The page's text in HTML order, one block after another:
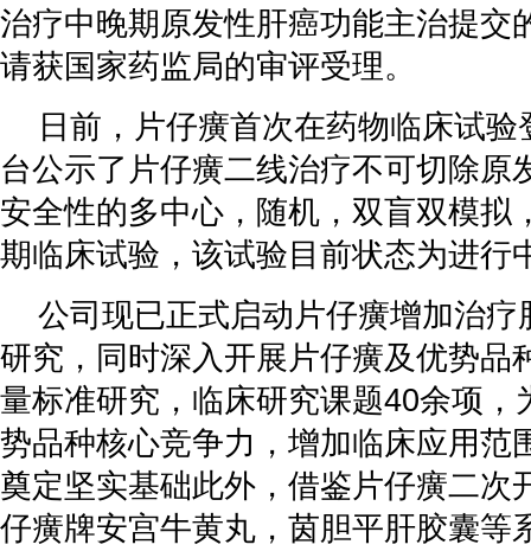
治疗中晚期原发性肝癌功能主治提交
请获国家药监局的审评受理。
日前，片仔癀首次在药物临床试
台公示了片仔癀二线治疗不可切除原
安全性的多中心，随机，双盲双模拟
期临床试验，该试验目前状态为进行
公司现已正式启动片仔癀增加治疗
研究，同时深入开展片仔癀及优势品
量标准研究，临床研究课题40余项，
势品种核心竞争力，增加临床应用范
奠定坚实基础此外，借鉴片仔癀二次
仔癀牌安宫牛黄丸，茵胆平肝胶囊等